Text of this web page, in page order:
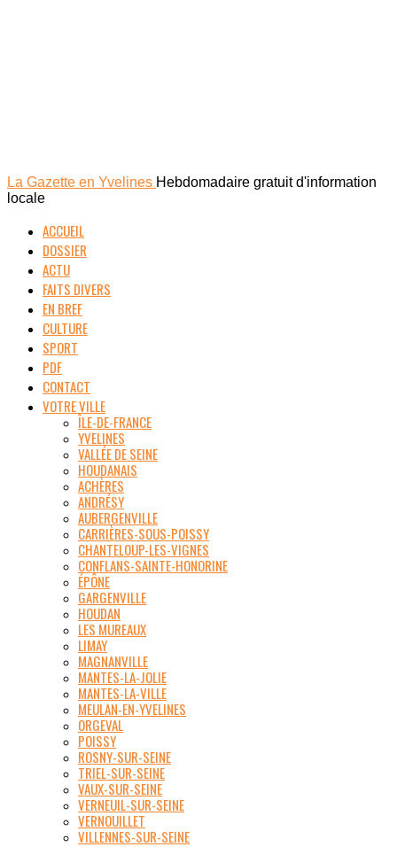
La Gazette en Yvelines Hebdomadaire gratuit d'information
locale
ACCUEIL
DOSSIER
ACTU
FAITS DIVERS
EN BREF
CULTURE
SPORT
PDF
CONTACT
VOTRE VILLE
ÎLE-DE-FRANCE
YVELINES
VALLÉE DE SEINE
HOUDANAIS
ACHÈRES
ANDRÉSY
AUBERGENVILLE
CARRIÈRES-SOUS-POISSY
CHANTELOUP-LES-VIGNES
CONFLANS-SAINTE-HONORINE
ÉPÔNE
GARGENVILLE
HOUDAN
LES MUREAUX
LIMAY
MAGNANVILLE
MANTES-LA-JOLIE
MANTES-LA-VILLE
MEULAN-EN-YVELINES
ORGEVAL
POISSY
ROSNY-SUR-SEINE
TRIEL-SUR-SEINE
VAUX-SUR-SEINE
VERNEUIL-SUR-SEINE
VERNOUILLET
VILLENNES-SUR-SEINE